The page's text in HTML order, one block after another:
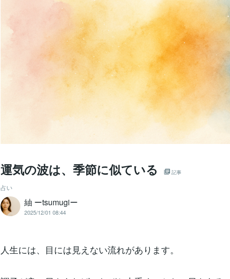
運気の波は、季節に似ている 記事
占い
紬 ーtsumugiー
2025/12/01 08:44
人生には、目には見えない流れがあります。